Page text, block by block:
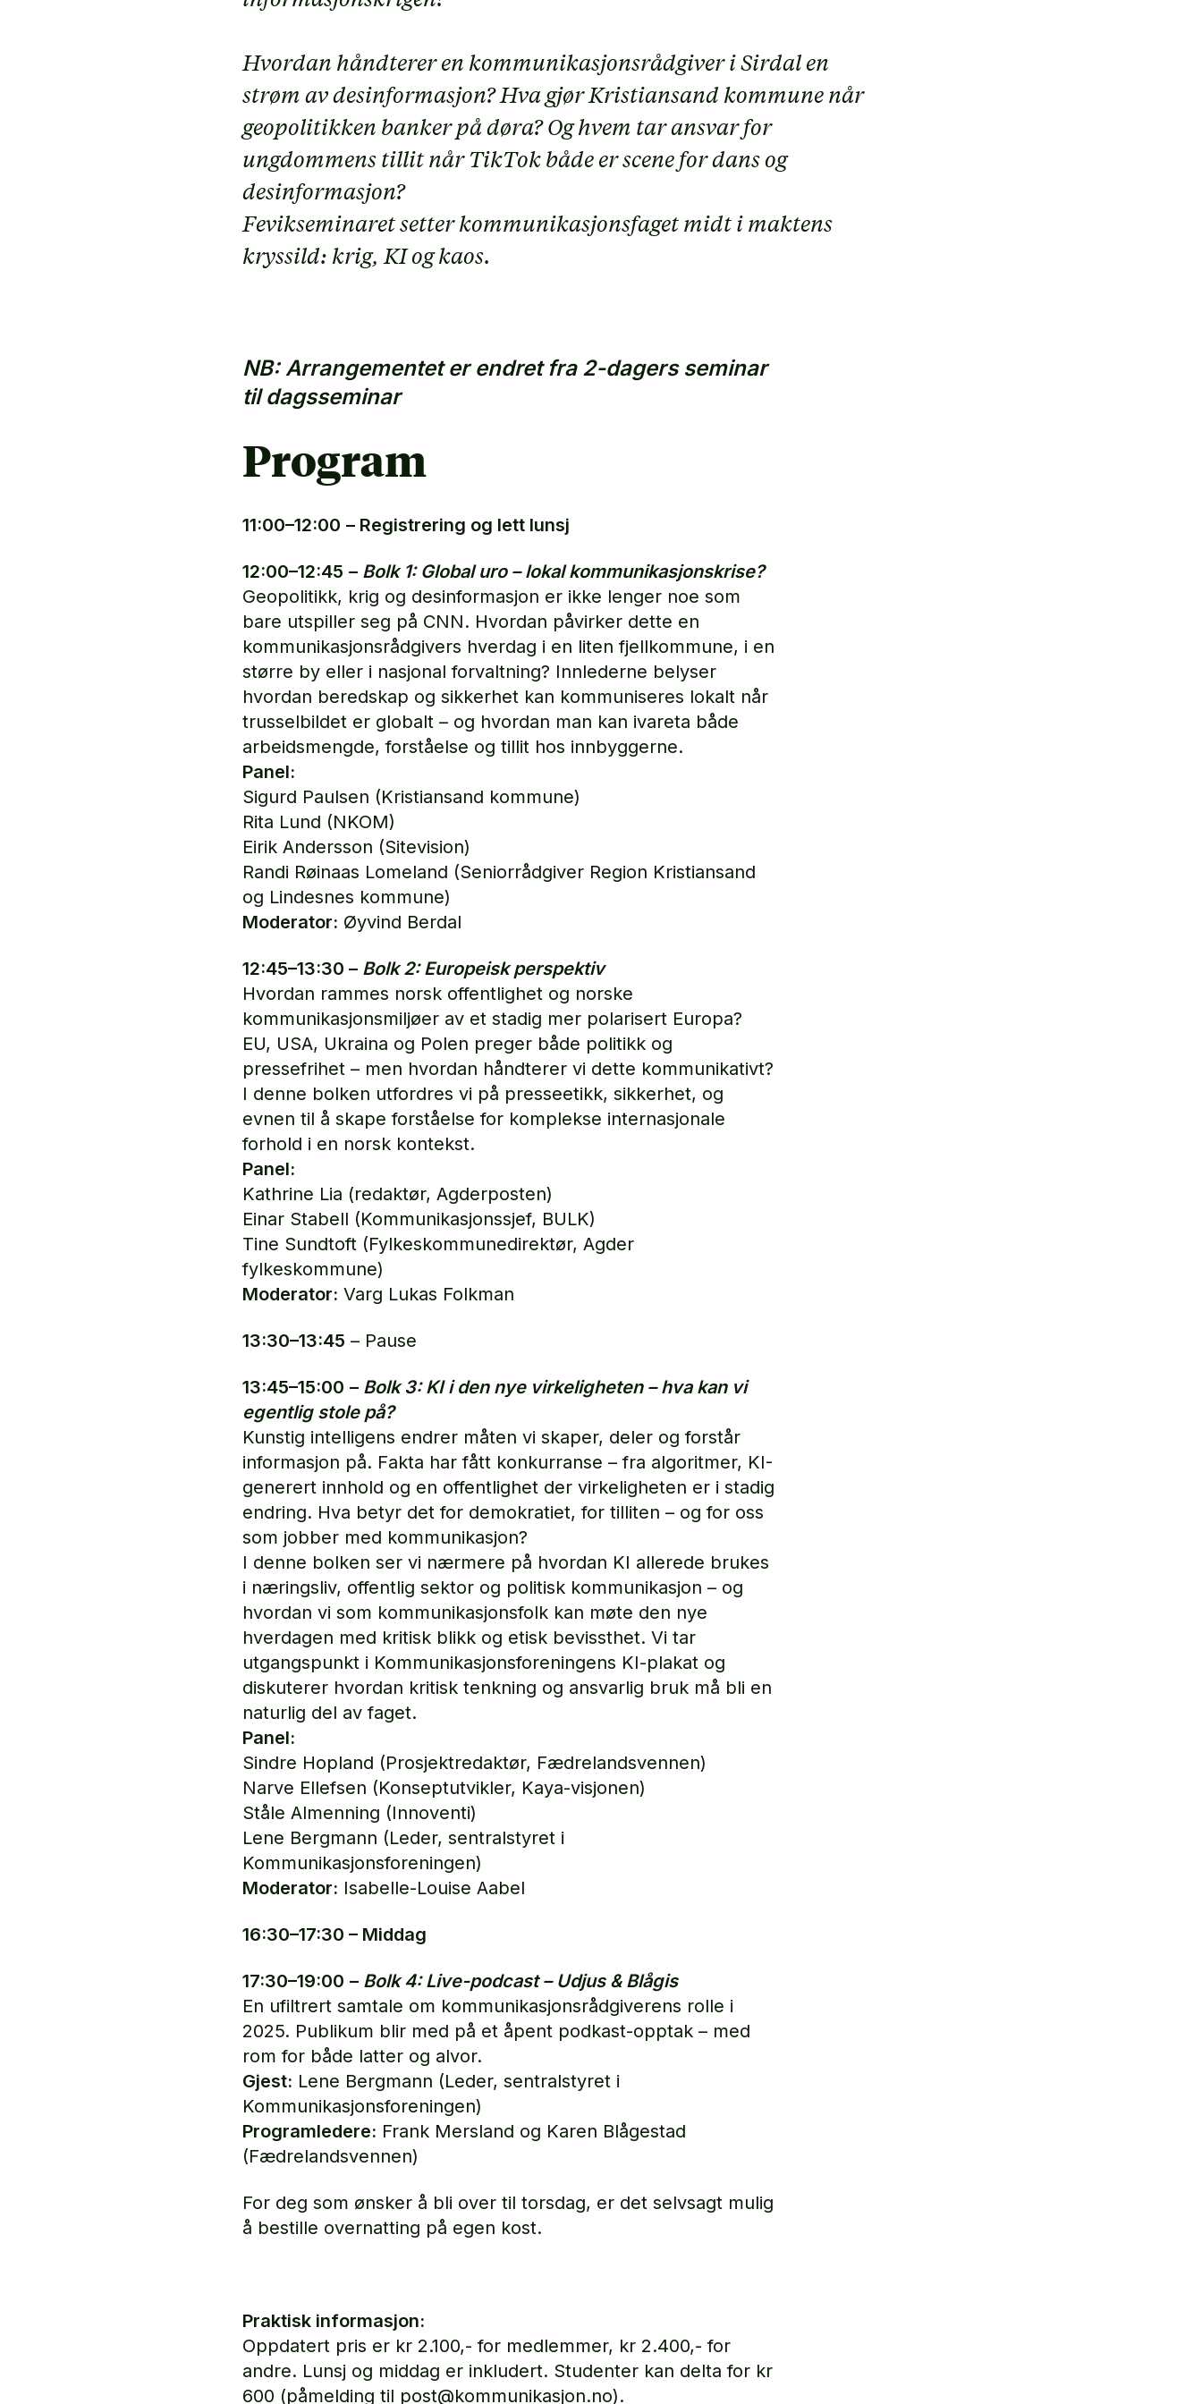
Hvordan håndterer en kommunikasjonsrådgiver i Sirdal en
strøm av desinformasjon? Hva gjør Kristiansand kommune når
geopolitikken banker på døra? Og hvem tar ansvar for
ungdommens tillit når TikTok både er scene for dans og
desinformasjon?
Fevikseminaret setter kommunikasjonsfaget midt i maktens
kryssild: krig, KI og kaos.
NB: Arrangementet er endret fra 2-dagers seminar
til dagsseminar
Program
11:00–12:00 – Registrering og lett lunsj
12:00–12:45 – Bolk 1: Global uro – lokal kommunikasjonskrise?
Geopolitikk, krig og desinformasjon er ikke lenger noe som
bare utspiller seg på CNN. Hvordan påvirker dette en
kommunikasjonsrådgivers hverdag i en liten fjellkommune, i en
større by eller i nasjonal forvaltning? Innlederne belyser
hvordan beredskap og sikkerhet kan kommuniseres lokalt når
trusselbildet er globalt – og hvordan man kan ivareta både
arbeidsmengde, forståelse og tillit hos innbyggerne.
Panel:
Sigurd Paulsen (Kristiansand kommune)
Rita Lund (NKOM)
Eirik Andersson (Sitevision)
Randi Røinaas Lomeland (Seniorrådgiver Region Kristiansand
og Lindesnes kommune)
Moderator: Øyvind Berdal
12:45–13:30 – Bolk 2: Europeisk perspektiv
Hvordan rammes norsk offentlighet og norske
kommunikasjonsmiljøer av et stadig mer polarisert Europa?
EU, USA, Ukraina og Polen preger både politikk og
pressefrihet – men hvordan håndterer vi dette kommunikativt?
I denne bolken utfordres vi på presseetikk, sikkerhet, og
evnen til å skape forståelse for komplekse internasjonale
forhold i en norsk kontekst.
Panel:
Kathrine Lia (redaktør, Agderposten)
Einar Stabell (Kommunikasjonssjef, BULK)
Tine Sundtoft (Fylkeskommunedirektør, Agder
fylkeskommune)
Moderator: Varg Lukas Folkman
13:30–13:45 – Pause
13:45–15:00 – Bolk 3: KI i den nye virkeligheten – hva kan vi
egentlig stole på?
Kunstig intelligens endrer måten vi skaper, deler og forstår
informasjon på. Fakta har fått konkurranse – fra algoritmer, KI-
generert innhold og en offentlighet der virkeligheten er i stadig
endring. Hva betyr det for demokratiet, for tilliten – og for oss
som jobber med kommunikasjon?
I denne bolken ser vi nærmere på hvordan KI allerede brukes
i næringsliv, offentlig sektor og politisk kommunikasjon – og
hvordan vi som kommunikasjonsfolk kan møte den nye
hverdagen med kritisk blikk og etisk bevissthet. Vi tar
utgangspunkt i Kommunikasjonsforeningens KI-plakat og
diskuterer hvordan kritisk tenkning og ansvarlig bruk må bli en
naturlig del av faget.
Panel:
Sindre Hopland (Prosjektredaktør, Fædrelandsvennen)
Narve Ellefsen (Konseptutvikler, Kaya-visjonen)
Ståle Almenning (Innoventi)
Lene Bergmann (Leder, sentralstyret i
Kommunikasjonsforeningen)
Moderator: Isabelle-Louise Aabel
16:30–17:30 – Middag
17:30–19:00 – Bolk 4: Live-podcast – Udjus & Blågis
En ufiltrert samtale om kommunikasjonsrådgiverens rolle i
2025. Publikum blir med på et åpent podkast-opptak – med
rom for både latter og alvor.
Gjest: Lene Bergmann (Leder, sentralstyret i
Kommunikasjonsforeningen)
Programledere: Frank Mersland og Karen Blågestad
(Fædrelandsvennen)
For deg som ønsker å bli over til torsdag, er det selvsagt mulig
å bestille overnatting på egen kost.
Praktisk informasjon:
Oppdatert pris er kr 2.100,- for medlemmer, kr 2.400,- for
andre. Lunsj og middag er inkludert. Studenter kan delta for kr
600 (påmelding til post@kommunikasjon.no).